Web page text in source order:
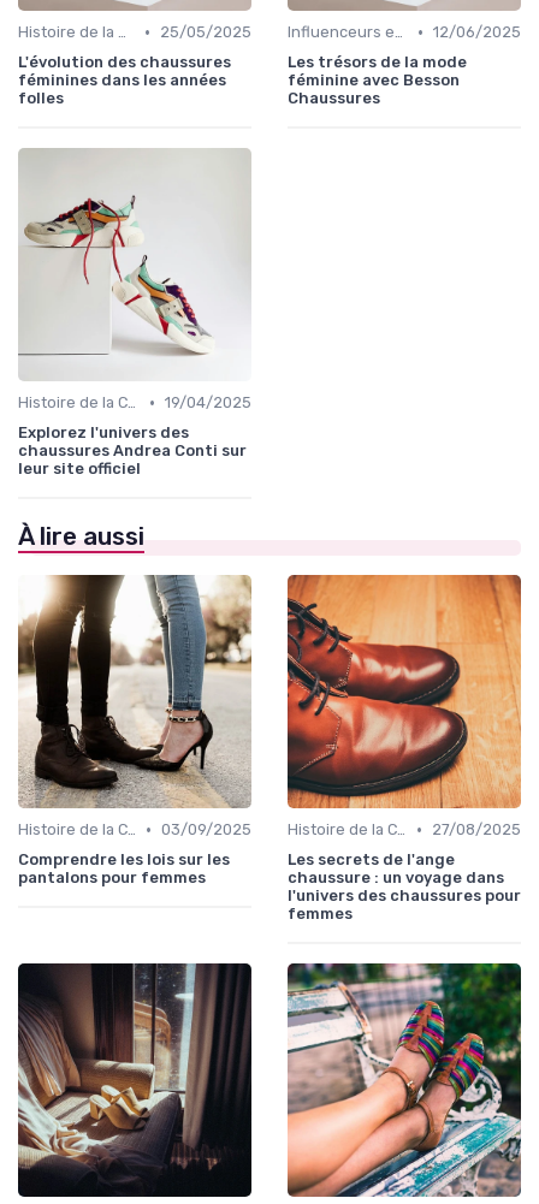
Histoire de la Chaussure Féminine •
25/05/2025
L'évolution des chaussures
féminines dans les années
folles
Influenceurs et Blogs de Mode • 12/06/2025
Les trésors de la mode
féminine avec Besson
Chaussures
Histoire de la Chaussure Féminine • 19/04/2025
Explorez l'univers des
chaussures Andrea Conti sur
leur site officiel
À lire aussi
Histoire de la Chaussure Féminine • 03/09/2025
Comprendre les lois sur les
pantalons pour femmes
Histoire de la Chaussure Féminine •
27/08/2025
Les secrets de l'ange
chaussure : un voyage dans
l'univers des chaussures pour
femmes